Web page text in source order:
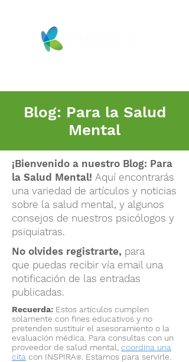
Blog: Para la Salud
Mental
¡Bienvenido a nuestro Blog: Para
la Salud Mental! Aquí encontrarás
una variedad de artículos y noticias
sobre la salud mental, y algunos
consejos de nuestros psicólogos y
psiquiatras.
No olvides registrarte, para
que puedas recibir vía email una
notificación de las entradas
publicadas.
Recuerda: Estos artículos cumplen
solamente con fines educativos y no
pretenden sustituir el asesoramiento o la
evaluación médica. Para consultas con un
proveedor de salud mental, coordina una
cita con INSPIRA® . Estamos para servirle.